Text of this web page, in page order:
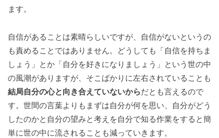
ます。
自信があることは素晴らしいですが、自信がないというの
も責めることではありません。どうしても「自信を持ちま
しょう」とか「自分を好きになりましょう」という世の中
の風潮がありますが、そこばかりに左右されていることも
結局自分の心と向き合えていないからだとも言えるので
す。世間の言葉よりもまずは自分が何を思い、自分がどう
したのかと自分の望みと考えを自分で知る作業をすると簡
単に世の中に流されることも減っていきます。